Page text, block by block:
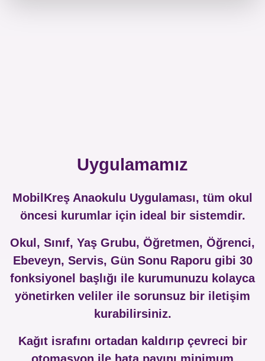
Uygulamamız
MobilKreş Anaokulu Uygulaması, tüm okul
öncesi kurumlar için ideal bir sistemdir.
Okul, Sınıf, Yaş Grubu, Öğretmen, Öğrenci,
Ebeveyn, Servis, Gün Sonu Raporu gibi 30
fonksiyonel başlığı ile kurumunuzu kolayca
yönetirken veliler ile sorunsuz bir iletişim
kurabilirsiniz.
Kağıt israfını ortadan kaldırıp çevreci bir